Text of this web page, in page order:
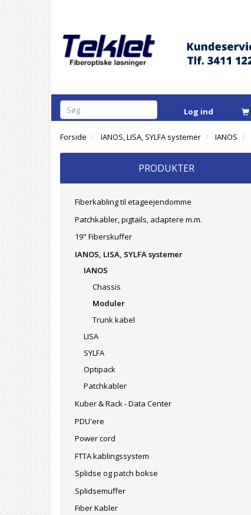
Log ind
Forside IANOS, LISA, SYLFA systemer IANOS
PRODUKTER
Fiberkabling til etageejendomme
Patchkabler, pigtails, adaptere m.m.
19" Fiberskuffer
IANOS, LISA, SYLFA systemer
IANOS
Chassis
Moduler
Trunk kabel
LISA
SYLFA
Optipack
Patchkabler
Kuber & Rack - Data Center
PDU'ere
Power cord
FTTA kablingssystem
Splidse og patch bokse
Splidsemuffer
Fiber Kabler